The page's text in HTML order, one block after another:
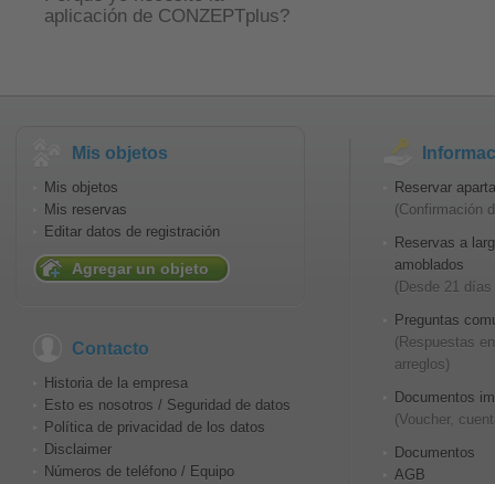
aplicación de CONZEPTplus?
Mis objetos
Mis objetos
Mis reservas
Editar datos de registración
Agregar un objeto
Contacto
Historia de la empresa
Esto es nosotros / Seguridad de datos
Política de privacidad de los datos
Disclaimer
Números de teléfono / Equipo
Reservar
(Confirmación
Reservas a
amoblados
(Desde 21
Preguntas
(Respuestas
arreglos)
Documentos
(Voucher,
Documentos
AGB